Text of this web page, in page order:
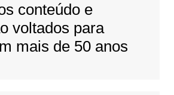
conteúdo e
voltados para
mais de 50 anos